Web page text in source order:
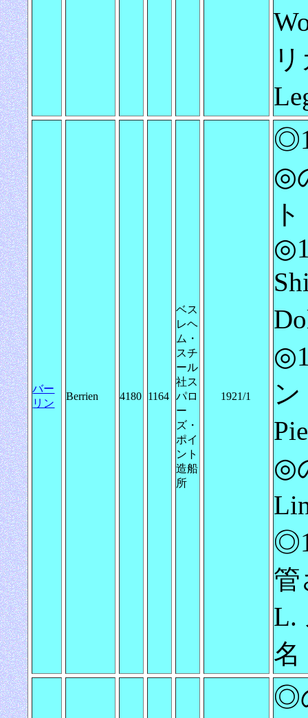
バー
リン
Berrien 4180 1164
ベス
レヘ
ム・
スチ
ール
社ス
パロ
ー
ズ・
ポイ
ント
造船
所
1921/1
◎
◎
管
L.
名
◎